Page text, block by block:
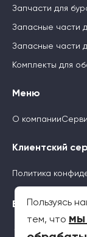
Запчасти для
Запасные части
Запасные части
Комплекты для
Меню
О компании
Клиентский
Политика
Будьте с нами
Пользуясь
тем, что мы